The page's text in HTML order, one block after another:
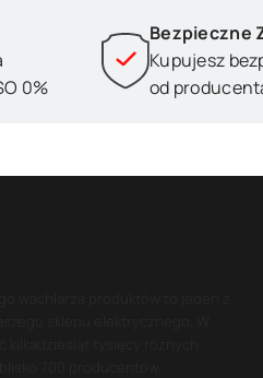
0%
Bezpieczne
Kupujesz
od